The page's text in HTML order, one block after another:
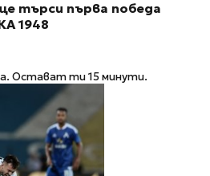
търси първа победа
1948
Остават ти 15 минути.